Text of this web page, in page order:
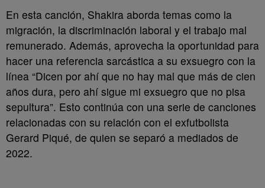
En esta canción, Shakira aborda temas como la
migración, la discriminación laboral y el trabajo mal
remunerado. Además, aprovecha la oportunidad para
hacer una referencia sarcástica a su exsuegro con la
línea “Dicen por ahí que no hay mal que más de cien
años dura, pero ahí sigue mi exsuegro que no pisa
sepultura”. Esto continúa con una serie de canciones
relacionadas con su relación con el exfutbolista
Gerard Piqué, de quien se separó a mediados de
2022.